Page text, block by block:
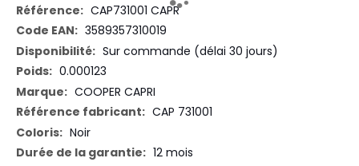
Plus
d’information
CAP731001 CAPR
3589357310019
Sur commande (délai 30 jours)
0.000123
COOPER CAPRI
CAP 731001
Noir
12 mois